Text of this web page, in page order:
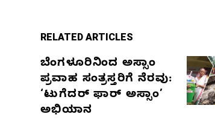
RELATED ARTICLES
ಬೆಂಗಳೂರಿನಿಂದ ಅಸ್ಸಾಂ
ಪ್ರವಾಹ ಸಂತ್ರಸ್ತರಿಗೆ ನೆರವು:
‘ಟುಗೆದರ್ ಫಾರ್ ಅಸ್ಸಾಂ’
ಅಭಿಯಾನ